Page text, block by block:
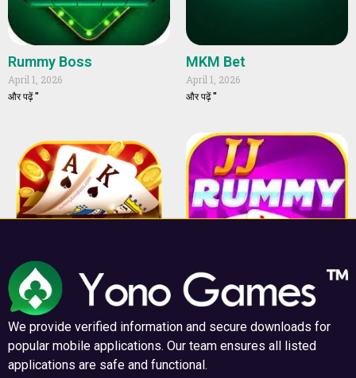
Rummy Boss
April 1, 2026
और पढ़ें "
MKM Bet
April 1, 2026
और पढ़ें "
Rummy Bindaas
April 1, 2026
और पढ़ें "
JJ Rummy
April 1, 2026
और पढ़ें "
We provide verified information and secure downloads for
popular mobile applications. Our team ensures all listed
applications are safe and functional.